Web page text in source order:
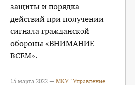
защиты и порядка
действий при получении
сигнала гражданской
обороны «ВНИМАНИЕ
ВСЕМ».
15 марта 2022 —МКУ "Управление